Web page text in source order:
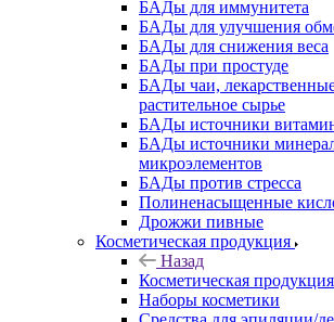
БАДы для иммунитета
БАДы для улучшения
БАДы для снижения веса
БАДы при простуде
БАДы чаи,
растительное сырье
БАДы источники
БАДы источники
микроэлементов
БАДы против стресса
Полиненасыщенные
Дрожжи пивные
Косметическая продукция
Назад
Косметическая продукция
Наборы косметики